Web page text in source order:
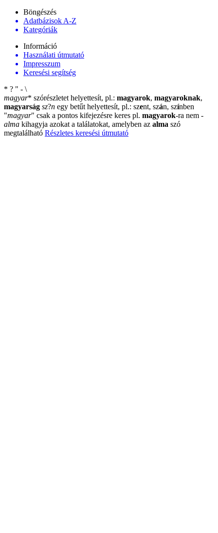
Böngészés
Adatbázisok A-Z
Kategóriák
Információ
Használati útmutató
Impresszum
Keresési segítség
* ? " - \
magyar* szórészletet helyettesít, pl.: magyarok, magyaroknak,
magyarság sz?n egy betűt helyettesít, pl.: szent, szán, színben
"magyar" csak a pontos kifejezésre keres pl. magyarok-ra nem -
alma kihagyja azokat a találatokat, amelyben az alma szó
megtalálható Részletes keresési útmutató